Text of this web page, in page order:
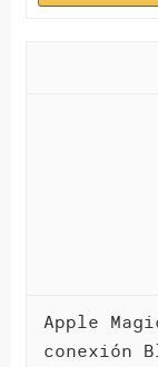
Apple
conexión